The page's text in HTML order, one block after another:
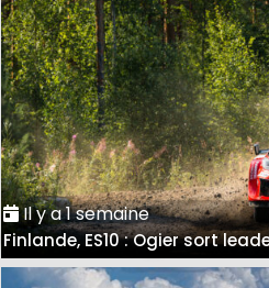
Il y a 1 semaine
Finlande, ES10 : Ogier sort